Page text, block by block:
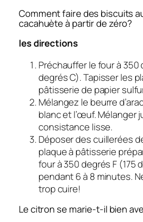
Comment faire des biscuits
cacahuète à partir de zéro?
les directions
Préchauffer le four à 350
degrés C). Tapisser les
pâtisserie de papier
Mélangez le beurre
blanc et l’œuf. Mélanger
consistance lisse.
Déposer des cuillerées
plaque à pâtisserie
four à 350 degrés F (175
pendant 6 à 8 minutes.
trop cuire!
Le citron se marie-t-il bien